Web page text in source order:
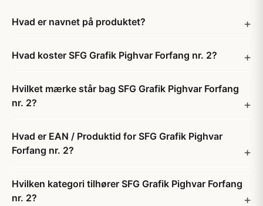
Hvad er navnet på produktet?
Hvad koster SFG Grafik Pighvar Forfang nr. 2?
Hvilket mærke står bag SFG Grafik Pighvar Forfang
nr. 2?
Hvad er EAN / Produktid for SFG Grafik Pighvar
Forfang nr. 2?
Hvilken kategori tilhører SFG Grafik Pighvar Forfang
nr. 2?